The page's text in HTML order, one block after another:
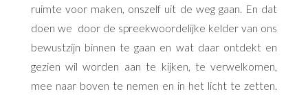
ruimte voor maken, onszelf uit de weg gaan. En dat
doen we door de spreekwoordelijke kelder van ons
bewustzijn binnen te gaan en wat daar ontdekt en
gezien wil worden aan te kijken, te verwelkomen,
mee naar boven te nemen en in het licht te zetten.